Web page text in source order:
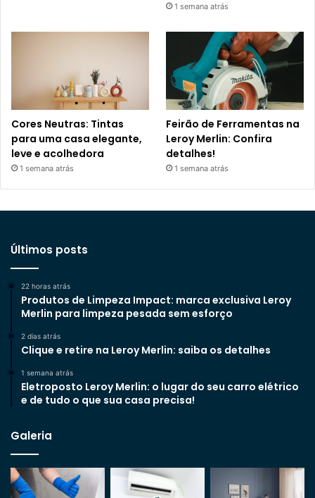
1 semana atrás
Cores Neutras: Tintas
para uma casa elegante,
leve e acolhedora
1 semana atrás
Feirão de Ferramentas na
Leroy Merlin: Confira
detalhes!
1 semana atrás
Últimos posts
22 horas atrás
Produtos de Limpeza Impact: marca exclusiva Leroy
Merlin para limpeza pesada sem esforço
2 dias atrás
Clique e retire na Leroy Merlin: saiba os detalhes
1 semana atrás
Eletroposto Leroy Merlin: o lugar do seu carro elétrico
e de tudo o que sua casa precisa!
Galeria